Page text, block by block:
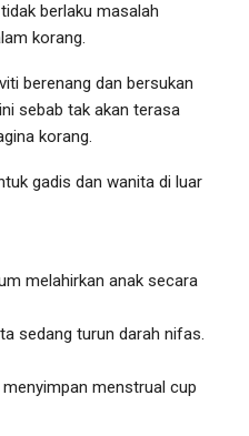
berlaku masalah
korang.
berenang dan bersukan
sebab tak akan terasa
korang.
gadis dan wanita di luar
melahirkan anak secara
sedang turun darah nifas.
menstrual cup